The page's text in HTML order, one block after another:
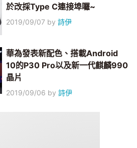
於改採Type C連接埠囉~
2019/09/07 by詩伊
華為發表新配色、搭載Android
10的P30 Pro以及新一代麒麟990
晶片
2019/09/06 by詩伊